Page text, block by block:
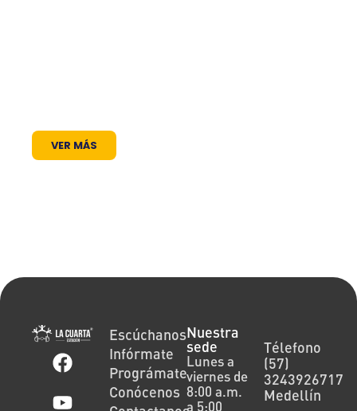
VER MÁS
Escúchanos
Infórmate
Prográmate
Conócenos
Nuestra
sede
Lunes a
viernes de
8:00 a.m.
a 5:00
Télefono
(57)
3243926717
Medellín